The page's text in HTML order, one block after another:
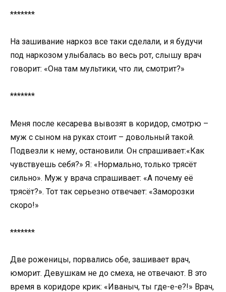
*******
На зашивание наркоз все таки сделали, и я будучи
под наркозом улыбалась во весь рот, слышу врач
говорит: «Она там мультики, что ли, смотрит?»
*******
Меня после кесарева вывозят в коридор, смотрю –
муж с сыном на руках стоит – довольный такой.
Подвезли к нему, остановили. Он спрашивает:«Как
чувствуешь себя?» Я: «Нормально, только трясёт
сильно». Муж у врача спрашивает: «А почему её
трясёт?». Тот так серьезно отвечает: «Заморозки
скоро!»
*******
Две роженицы, порвались обе, зашивает врач,
юморит. Девушкам не до смеха, не отвечают. В это
время в коридоре крик: «Иваныч, ты где-е-е?!» Врач,